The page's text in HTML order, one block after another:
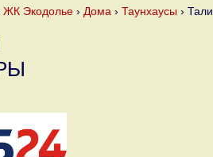
ЖК Экодолье › Дома › Таунхаусы ›